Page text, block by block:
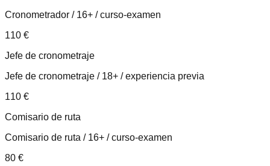
Cronometrador / 16+ / curso-examen
110 €
Jefe de cronometraje
Jefe de cronometraje / 18+ / experiencia previa
110 €
Comisario de ruta
Comisario de ruta / 16+ / curso-examen
80 €